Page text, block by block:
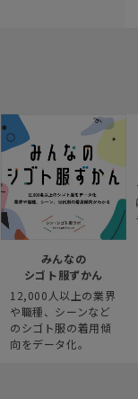
みんなの
シゴト服ずかん
12,000人以上の業界
や職種、シーンなど
のシゴト服の着用傾
向をデータ化。